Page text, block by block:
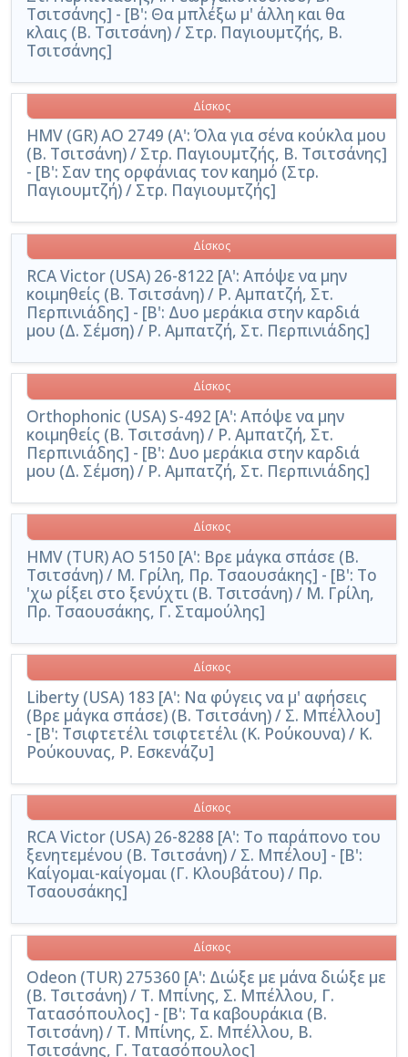
Τσιτσάνης] - [Β': Θα μπλέξω μ' άλλη και θα
κλαις (Β. Τσιτσάνη) / Στρ. Παγιουμτζής, Β.
Τσιτσάνης]
HMV (GR) AO 2749 (A': Όλα για σένα κούκλα μου
(Β. Τσιτσάνη) / Στρ. Παγιουμτζής, Β. Τσιτσάνης]
- [Β': Σαν της ορφάνιας τον καημό (Στρ.
Παγιουμτζή) / Στρ. Παγιουμτζής]
Δίσκος
RCA Victor (USA) 26-8122 [Α': Απόψε να μην
κοιμηθείς (Β. Τσιτσάνη) / Ρ. Αμπατζή, Στ.
Περπινιάδης] - [Β': Δυο μεράκια στην καρδιά
μου (Δ. Σέμση) / Ρ. Αμπατζή, Στ. Περπινιάδης]
Δίσκος
Orthophonic (USA) S-492 [Α': Απόψε να μην
κοιμηθείς (Β. Τσιτσάνη) / Ρ. Αμπατζή, Στ.
Περπινιάδης] - [Β': Δυο μεράκια στην καρδιά
μου (Δ. Σέμση) / Ρ. Αμπατζή, Στ. Περπινιάδης]
Δίσκος
HMV (TUR) AO 5150 [Α': Βρε μάγκα σπάσε (Β.
Τσιτσάνη) / Μ. Γρίλη, Πρ. Τσαουσάκης] - [Β': Το
'χω ρίξει στο ξενύχτι (Β. Τσιτσάνη) / Μ. Γρίλη,
Πρ. Τσαουσάκης, Γ. Σταμούλης]
Δίσκος
Liberty (USA) 183 [A': Να φύγεις να μ' αφήσεις
(Βρε μάγκα σπάσε) (Β. Τσιτσάνη) / Σ. Μπέλλου]
- [Β': Τσιφτετέλι τσιφτετέλι (Κ. Ρούκουνα) / Κ.
Ρούκουνας, Ρ. Εσκενάζυ]
Δίσκος
RCA Victor (USA) 26-8288 [Α': Το παράπονο του
ξενητεμένου (Β. Τσιτσάνη) / Σ. Μπέλου] - [Β':
Καίγομαι-καίγομαι (Γ. Κλουβάτου) / Πρ.
Τσαουσάκης]
Δίσκος
Odeon (TUR) 275360 [A': Διώξε με μάνα διώξε με
(Β. Τσιτσάνη) / Τ. Μπίνης, Σ. Μπέλλου, Γ.
Τατασόπουλος] - [Β': Τα καβουράκια (Β.
Τσιτσάνη) / Τ. Μπίνης, Σ. Μπέλλου, Β.
Τσιτσάνης, Γ. Τατασόπουλος]
Δίσκος